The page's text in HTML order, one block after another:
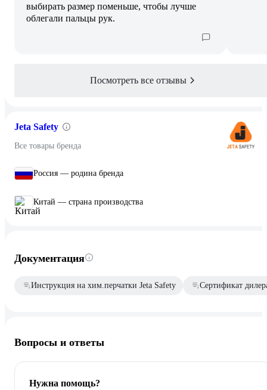
выбирать размер поменьше, чтобы лучше
облегали пальцы рук.
Посмотреть все отзывы
Jeta Safety
Все товары бренда
Россия — родина бренда
Китай — страна производства
Документация
Инструкция на хим.перчатки Jeta Safety Сертификат
Вопросы и ответы
Нужна помощь?